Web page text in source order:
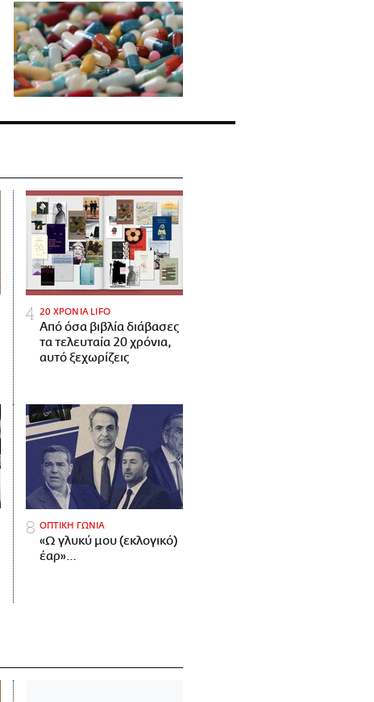
20 ΧΡΟΝΙΑ LIFO
Από όσα βιβλία διάβασες
τα τελευταία 20 χρόνια,
αυτό ξεχωρίζεις
ΟΠΤΙΚΗ ΓΩΝΙΑ
«Ω γλυκύ μου (εκλογικό)
έαρ»…